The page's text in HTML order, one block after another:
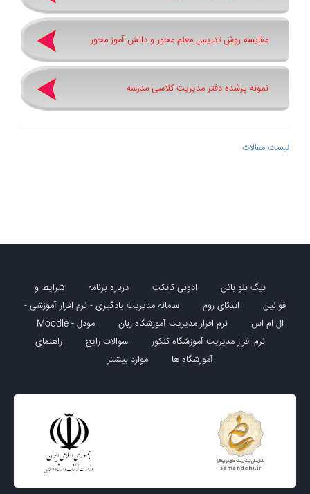
مقایسه روش تدریس معلم محور و دانش آموز محور
نمونه پرشده دفتر مدیریت کلاسی مدرسه
لیست مقالات
بیگ بلو باتن ادوبی کانکت درباره برنامه
شرایط و
قوانین
اسکای روم
سامانه مدیریت یادگیری - نرم افزار آموزشی -
ال ام اس
نرم افزار مدیریت آموزشگاه زبان
مودل - Moodle
نرم افزار مدیریت آموزشگاه کنکور
سوالات رایج
راهنمای
آموزشگاه ها
موارد بیشتر